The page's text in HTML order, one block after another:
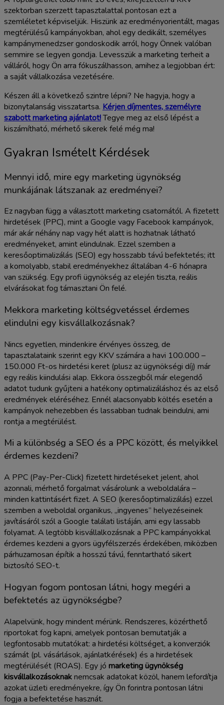
szektorban szerzett tapasztalattal pontosan ezt a
szemléletet képviseljük. Hiszünk az eredményorientált, magas
megtérülésű kampányokban, ahol egy dedikált, személyes
kampánymenedzser gondoskodik arról, hogy Önnek valóban
semmire se legyen gondja. Levesszük a marketing terheit a
válláról, hogy Ön arra fókuszálhasson, amihez a legjobban ért:
a saját vállalkozása vezetésére.
Készen áll a következő szintre lépni? Ne hagyja, hogy a
bizonytalanság visszatartsa. Kérjen díjmentes, személyre
szabott marketing ajánlatot!Tegye meg az első lépést a
kiszámítható, mérhető sikerek felé még ma!
Gyakran Ismételt Kérdések
Mennyi idő, mire egy marketing ügynökség
munkájának látszanak az eredményei?
Ez nagyban függ a választott marketing csatornától. A fizetett
hirdetések (PPC), mint a Google vagy Facebook kampányok,
már akár néhány nap vagy hét alatt is hozhatnak látható
eredményeket, amint elindulnak. Ezzel szemben a
keresőoptimalizálás (SEO) egy hosszabb távú befektetés; itt
a komolyabb, stabil eredményekhez általában 4-6 hónapra
van szükség. Egy profi ügynökség az elején tiszta, reális
elvárásokat fog támasztani Ön felé.
Mekkora marketing költségvetéssel érdemes
elindulni egy kisvállalkozásnak?
Nincs egyetlen, mindenkire érvényes összeg, de
tapasztalataink szerint egy KKV számára a havi 100.000 –
150.000 Ft-os hirdetési keret (plusz az ügynökségi díj) már
egy reális kiindulási alap. Ekkora összegből már elegendő
adatot tudunk gyűjteni a hatékony optimalizáláshoz és az első
eredmények eléréséhez. Ennél alacsonyabb költés esetén a
kampányok nehezebben és lassabban tudnak beindulni, ami
rontja a megtérülést.
Mi a különbség a SEO és a PPC között, és melyikkel
érdemes kezdeni?
A PPC (Pay-Per-Click) fizetett hirdetéseket jelent, ahol
azonnali, mérhető forgalmat vásárolunk a weboldalára –
minden kattintásért fizet. A SEO (keresőoptimalizálás) ezzel
szemben a weboldal organikus, „ingyenes” helyezéseinek
javításáról szól a Google találati listáján, ami egy lassabb
folyamat. A legtöbb kisvállalkozásnak a PPC kampányokkal
érdemes kezdeni a gyors ügyfélszerzés érdekében, miközben
párhuzamosan építik a hosszú távú, fenntartható sikert
biztosító SEO-t.
Hogyan fogom pontosan látni, hogy megéri a
befektetés az ügynökségbe?
Alapelvünk, hogy mindent mérünk. Rendszeres, közérthető
riportokat fog kapni, amelyek pontosan bemutatják a
legfontosabb mutatókat: a hirdetési költséget, a konverziók
számát (pl. vásárlások, ajánlatkérések) és a hirdetések
megtérülését (ROAS). Egy jó marketing ügynökség
kisvállalkozásoknaknemcsak adatokat közöl, hanem lefordítja
azokat üzleti eredményekre, így Ön forintra pontosan látni
fogja a befektetése hasznát.